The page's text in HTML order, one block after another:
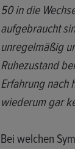
50 in die
aufgebraucht
unregelmäßig
Ruhezustand
Erfahrung nach
wiederum gar
Bei welchen